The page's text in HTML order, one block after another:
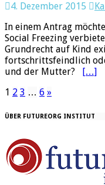
4. Dezember 2015
In einem Antrag
Social Freezing
Grundrecht auf Kind
fortschrittsfeindlich
und der Mutter?
[…]
1 2 3 … 6 »
ÜBER FUTUREORG INSTITUT